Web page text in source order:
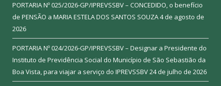
PORTARIA Nº 025/2026-GP/IPREVSSBV – CONCEDIDO, o benefício
de PENSÃO a MARIA ESTELA DOS SANTOS SOUZA4 de agosto de
2026
PORTARIA Nº 024/2026-GP/IPREVSSBV – Designar a Presidente do
Instituto de Previdência Social do Município de São Sebastião da
Boa Vista, para viajar a serviço do IPREVSSBV24 de julho de 2026